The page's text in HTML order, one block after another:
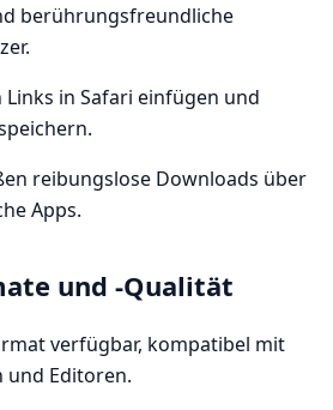
berührungsfreundliche
in Safari einfügen und
reibungslose Downloads über
Apps.
und -Qualität
verfügbar, kompatibel mit
und Editoren.